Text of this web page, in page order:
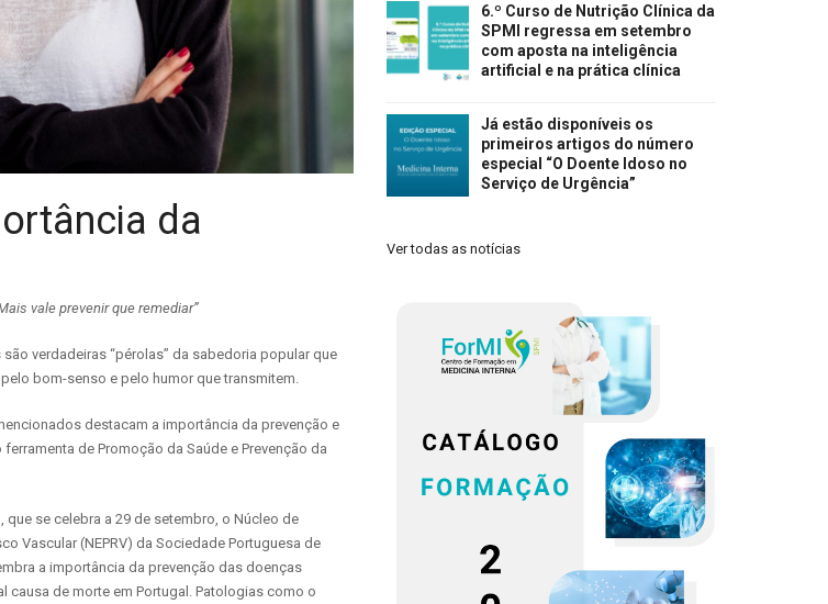
da
vale prevenir que remediar”
verdadeiras “pérolas” da sabedoria popular que
bom-senso e pelo humor que transmitem.
destacam a importância da prevenção e
de Promoção da Saúde e Prevenção da
que se celebra a 29 de setembro, o Núcleo de
Vascular (NEPRV) da Sociedade Portuguesa de
a importância da prevenção das doenças
causa de morte em Portugal. Patologias como o
6.º Curso de Nutrição Clínica da
SPMI regressa em setembro
com aposta na inteligência
artificial e na prática clínica
Já estão disponíveis os
primeiros artigos do número
especial “O Doente Idoso no
Serviço de Urgência”
Ver todas as notícias